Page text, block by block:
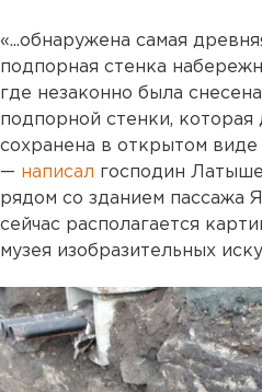
«...обнаружена самая
подпорная стенка
где незаконно была
подпорной стенки,
сохранена в открытом виде
— написал господин
рядом со зданием пассажа
сейчас располагается
музея изобразительных